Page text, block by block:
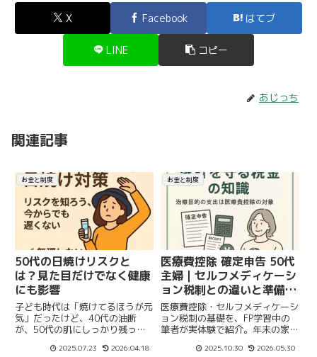
X Facebook はてブ
LINE コピー
あじっち
関連記事
お金と制度
50代の日焼けリスクと
は？見た目だけでなく健康
にも影響
子ども時代は「焼けてるほうが元
気」だったけど、40代の油断
が、50代の肌にしっかり残って
の自分を守るために、暑さ対策＝
2025.07.23 2026.04.18
お金と制度
医療費控除 確定申告 50代
主婦｜セルフメディケーシ
ョン税制との違いと準備手
順
医療費控除・セルフメディケーシ
ョン税制の基礎を、FP学習中の
筆者が実体験で紹介。年末の家計
談で安心を得る方法を解説。
2025.10.30 2026.05.30